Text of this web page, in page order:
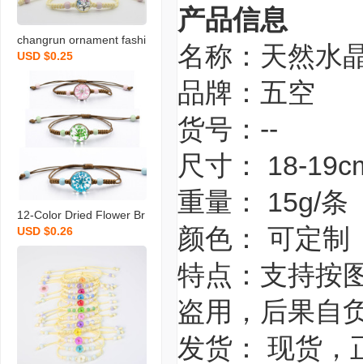
changrun ornament fashi
on simple girl dried flowe
r brace lace bracelet glas
s real flower small tree la
ce flower handmade sl11
USD $0.25
12-Color Dried Flower Br
acelet Mori Style Glass P
ment Real Plant Fashion
Hand-Woven
USD $0.26
产品信息
名称：天然水
品牌：五空
货号：--
尺寸： 18-
重量： 15g/条
颜色： 可定制
特点：支持按
盗用，后果自
发货： 现货，